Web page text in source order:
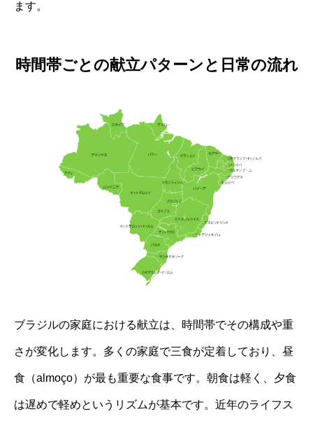
ます。
時間帯ごとの献立パターンと日常の流れ
ブラジルの家庭における献立は、時間帯でその構成や重
さが変化します。多くの家庭で三食が定着しており、昼
食（almoço）が最も重要な食事です。朝食は軽く、夕食
は遅めで軽めというリズムが基本です。近年のライフス